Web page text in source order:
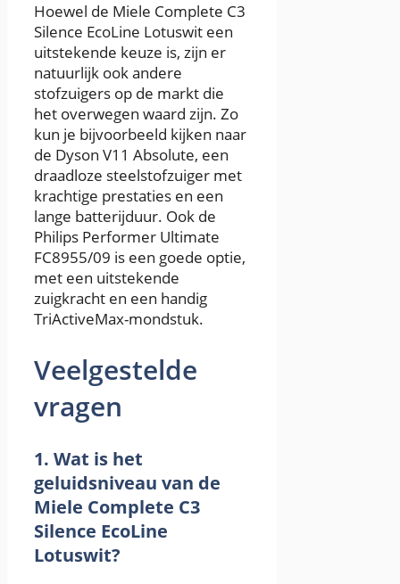
Hoewel de Miele Complete C3
Silence EcoLine Lotuswit een
uitstekende keuze is, zijn er
natuurlijk ook andere
stofzuigers op de markt die
het overwegen waard zijn. Zo
kun je bijvoorbeeld kijken naar
de Dyson V11 Absolute, een
draadloze steelstofzuiger met
krachtige prestaties en een
lange batterijduur. Ook de
Philips Performer Ultimate
FC8955/09 is een goede optie,
met een uitstekende
zuigkracht en een handig
TriActiveMax-mondstuk.
Veelgestelde
vragen
1. Wat is het
geluidsniveau van de
Miele Complete C3
Silence EcoLine
Lotuswit?